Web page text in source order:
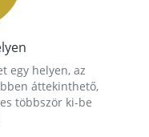
egy helyen, az
áttekinthető,
többször ki-be